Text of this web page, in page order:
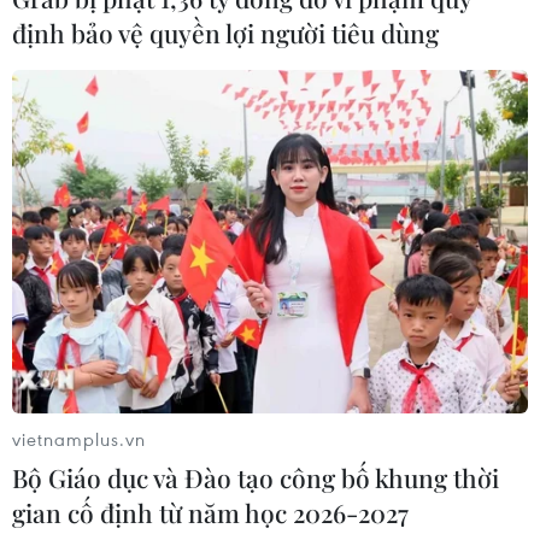
Cảnh sát khám xét nơi ở của Huấn
"Hoa Hồng"
06/08/2026 15:04
Bãi bỏ một số văn bản quy phạm
pháp luật không còn phù hợp
06/08/2026 09:59
Khởi tố người đi bộ gây tai nạn chết
người trên quốc lộ ở Quảng Trị
06/08/2026 09:44
định bảo vệ quyền lợi người tiêu dùng
vietnamplus.vn
Bộ Giáo dục và Đào tạo công bố khung thời
gian cố định từ năm học 2026-2027